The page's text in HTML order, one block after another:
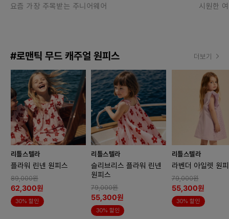
요즘 가장 주목받는 주니어웨어 시원한
#로맨틱 무드 캐주얼 원피스 더보기
리틀스텔라
플라워 린넨 원피스
89,000원
62,300원
30% 할인
리틀스텔라
슬리브리스 플라워 린넨
원피스
79,000원
55,300원
30% 할인
리틀스텔라
라벤더 아일렛 원
79,000원
55,300원
30% 할인